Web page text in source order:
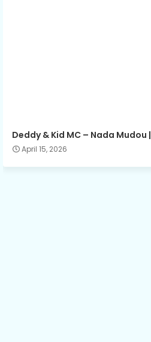
Deddy & Kid MC – Nada Mudou |
April 15, 2026